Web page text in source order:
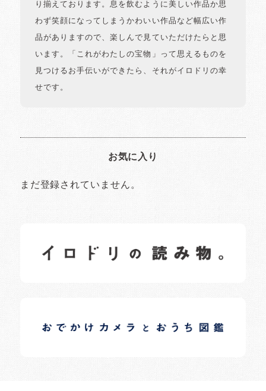
り揃えております。息を飲むように美しい作品か思
わず笑顔になってしまうかわいい作品など幅広い作
品がありますので、楽しんで見ていただけたらと思
います。「これがわたしの宝物」って思えるものを
見つけるお手伝いができたら、それがイロドリの幸
せです。
お気に入り
まだ登録されていません。
日常の様子など随時更新中です。
日常の様子など随時更新中です。